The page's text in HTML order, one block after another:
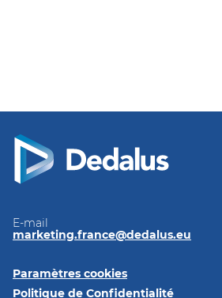
E-mail
marketing.france@dedalus.eu
Paramètres cookies
Politique de Confidentialité